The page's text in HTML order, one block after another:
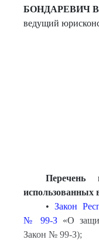
БОНДАРЕВИЧ
ведущий
Перечень
использованных
•Закон
№ 99-З «О
Закон № 99-З);